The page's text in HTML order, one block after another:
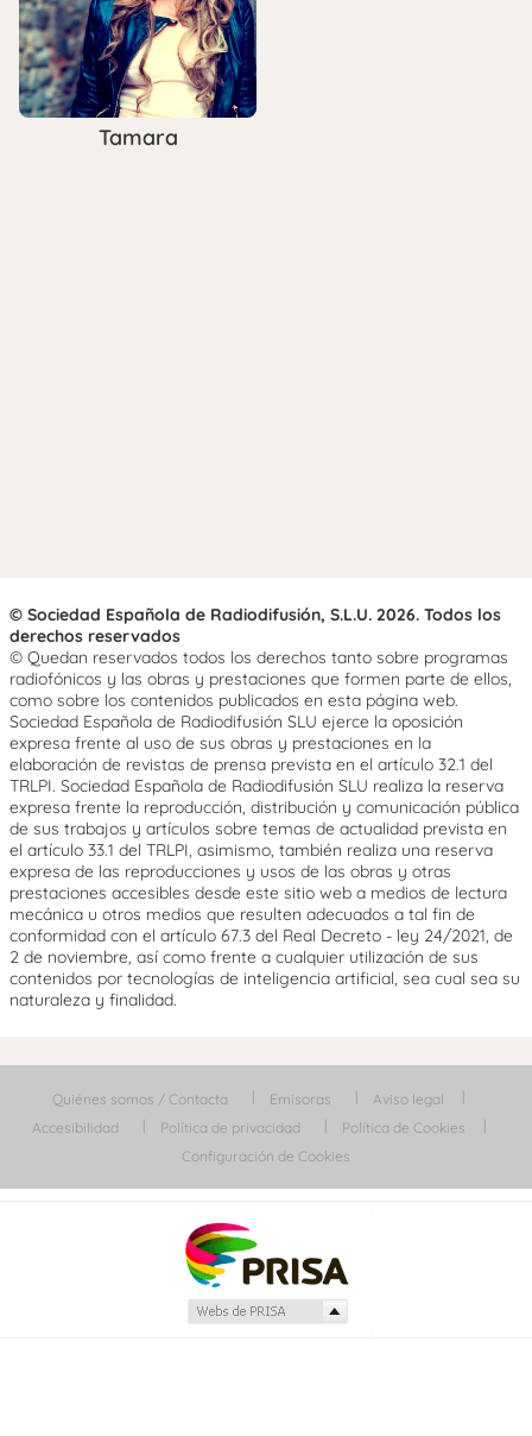
Tamara
© Sociedad Española de Radiodifusión, S.L.U. 2026. Todos los
derechos reservados
© Quedan reservados todos los derechos tanto sobre programas
radiofónicos y las obras y prestaciones que formen parte de ellos,
como sobre los contenidos publicados en esta página web.
Sociedad Española de Radiodifusión SLU ejerce la oposición
expresa frente al uso de sus obras y prestaciones en la
elaboración de revistas de prensa prevista en el artículo 32.1 del
TRLPI. Sociedad Española de Radiodifusión SLU realiza la reserva
expresa frente la reproducción, distribución y comunicación pública
de sus trabajos y artículos sobre temas de actualidad prevista en
el artículo 33.1 del TRLPI, asimismo, también realiza una reserva
expresa de las reproducciones y usos de las obras y otras
prestaciones accesibles desde este sitio web a medios de lectura
mecánica u otros medios que resulten adecuados a tal fin de
conformidad con el artículo 67.3 del Real Decreto - ley 24/2021, de
2 de noviembre, así como frente a cualquier utilización de sus
contenidos por tecnologías de inteligencia artificial, sea cual sea su
naturaleza y finalidad.
Quiénes somos / Contacta Emisoras
Aviso legal
Accesibilidad
Política de privacidad
Política de Cookies
Configuración de Cookies